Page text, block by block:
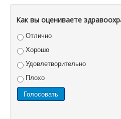
Как вы оцениваете
Отлично
Хорошо
Удовлетворительно
Плохо